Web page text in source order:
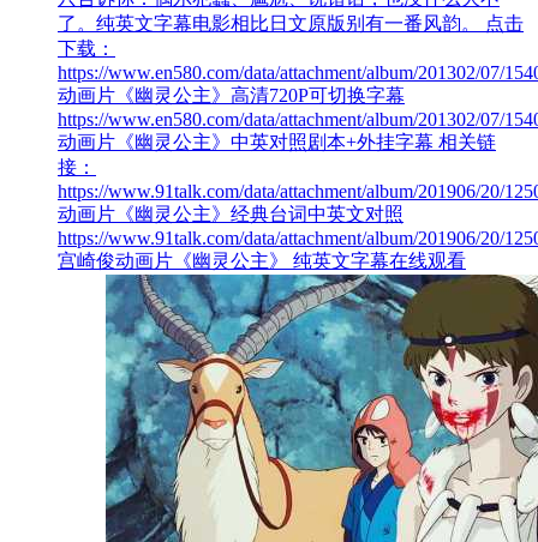
了。纯英文字幕电影相比日文原版别有一番风韵。 点击
下载：
https://www.en580.com/data/attachment/album/201302/07/
动画片《幽灵公主》高清720P可切换字幕
https://www.en580.com/data/attachment/album/201302/07/
动画片《幽灵公主》中英对照剧本+外挂字幕 相关链
接：
https://www.91talk.com/data/attachment/album/201906/20/
动画片《幽灵公主》经典台词中英文对照
https://www.91talk.com/data/attachment/album/201906/20/
宫崎俊动画片《幽灵公主》 纯英文字幕在线观看